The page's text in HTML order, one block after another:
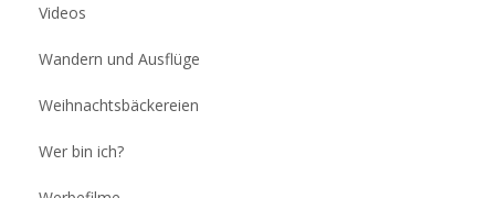
Videos
Wandern und Ausflüge
Weihnachtsbäckereien
Wer bin ich?